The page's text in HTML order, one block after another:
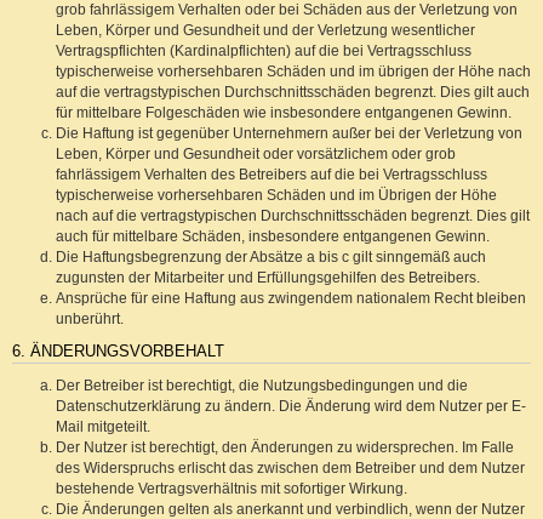
grob fahrlässigem Verhalten oder bei Schäden aus der Verletzung von
Leben, Körper und Gesundheit und der Verletzung wesentlicher
Vertragspflichten (Kardinalpflichten) auf die bei Vertragsschluss
typischerweise vorhersehbaren Schäden und im übrigen der Höhe nach
auf die vertragstypischen Durchschnittsschäden begrenzt. Dies gilt auch
für mittelbare Folgeschäden wie insbesondere entgangenen Gewinn.
Die Haftung ist gegenüber Unternehmern außer bei der Verletzung von
Leben, Körper und Gesundheit oder vorsätzlichem oder grob
fahrlässigem Verhalten des Betreibers auf die bei Vertragsschluss
typischerweise vorhersehbaren Schäden und im Übrigen der Höhe
nach auf die vertragstypischen Durchschnittsschäden begrenzt. Dies gilt
auch für mittelbare Schäden, insbesondere entgangenen Gewinn.
Die Haftungsbegrenzung der Absätze a bis c gilt sinngemäß auch
zugunsten der Mitarbeiter und Erfüllungsgehilfen des Betreibers.
Ansprüche für eine Haftung aus zwingendem nationalem Recht bleiben
unberührt.
6. ÄNDERUNGSVORBEHALT
Der Betreiber ist berechtigt, die Nutzungsbedingungen und die
Datenschutzerklärung zu ändern. Die Änderung wird dem Nutzer per E-
Mail mitgeteilt.
Der Nutzer ist berechtigt, den Änderungen zu widersprechen. Im Falle
des Widerspruchs erlischt das zwischen dem Betreiber und dem Nutzer
bestehende Vertragsverhältnis mit sofortiger Wirkung.
Die Änderungen gelten als anerkannt und verbindlich, wenn der Nutzer